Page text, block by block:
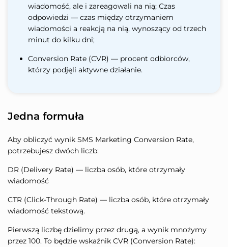
wiadomość, ale i zareagowali na nią; Czas
odpowiedzi — czas między otrzymaniem
wiadomości a reakcją na nią, wynoszący od trzech
minut do kilku dni;
Conversion Rate (CVR) — procent odbiorców,
którzy podjęli aktywne działanie.
Jedna formuła
Aby obliczyć wynik SMS Marketing Conversion Rate,
potrzebujesz dwóch liczb:
DR (Delivery Rate) — liczba osób, które otrzymały
wiadomość
CTR (Click-Through Rate) — liczba osób, które otrzymały
wiadomość tekstową.
Pierwszą liczbę dzielimy przez drugą, a wynik mnożymy
przez 100. To będzie wskaźnik CVR (Conversion Rate):